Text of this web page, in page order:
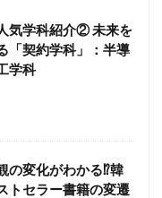
気学科紹介② 未来を
「契約学科」：半導
学科
の変化がわかる⁉︎韓
トセラー書籍の変遷